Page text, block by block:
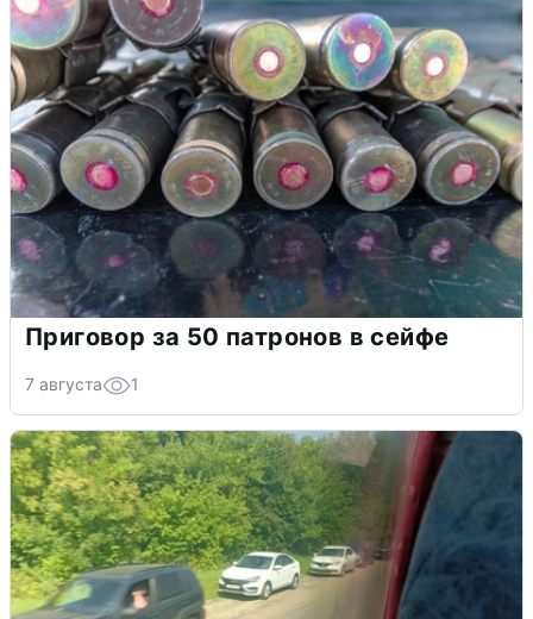
Приговор за 50 патронов в сейфе
7 августа 1